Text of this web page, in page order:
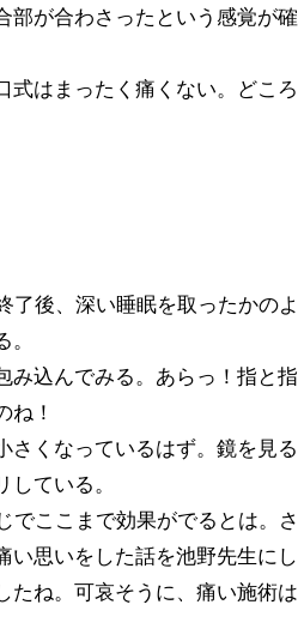
部が合わさったという感覚が確
はまったく痛くない。どころ
後、深い睡眠を取ったかのよ
込んでみる。あらっ！指と指
ね！
くなっているはず。鏡を見る
ている。
ここまで効果がでるとは。さ
い思いをした話を池野先生にし
たね。可哀そうに、痛い施術は